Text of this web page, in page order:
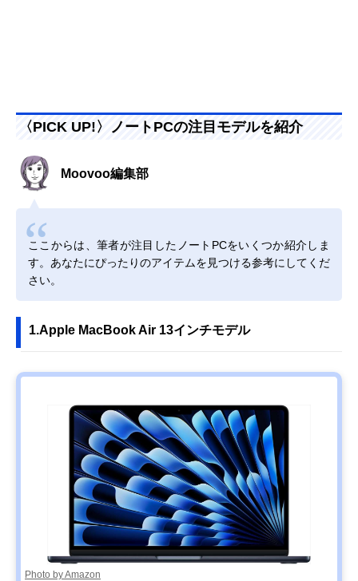
〈PICK UP!〉ノートPCの注目モデルを紹介
Moovoo編集部
ここからは、筆者が注目したノートPCをいくつか紹介しま
す。あなたにぴったりのアイテムを見つける参考にしてくだ
さい。
1.Apple MacBook Air 13インチモデル
Photo by Amazon